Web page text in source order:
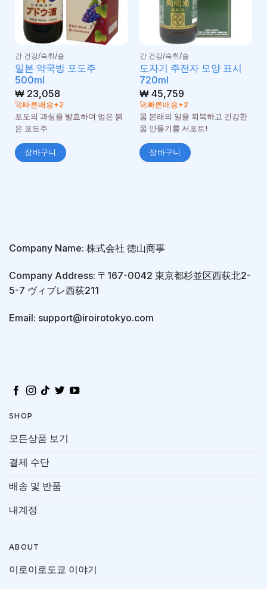
간 건강/숙취/술
일본 약국방 포도주
500ml
₩23,058
🚀빠른배송+2
포도의 과실을 발효하여 얻은 붉
은 포도주
장바구니
간 건강/숙취/술
도자기 주전자 모양 표시
720ml
₩45,759
🚀빠른배송+2
몸 본래의 일을 회복하고 건강한
몸 만들기를 서포트!
장바구니
Company Name: 株式会社 徳山商事
Company Address: 〒167-0042 東京都杉並区西荻北2-
5-7 ヴィブレ西荻211
Email: support@iroirotokyo.com
SHOP
모든상품 보기
결제 수단
배송 및 반품
내계정
ABOUT
이로이로도쿄 이야기